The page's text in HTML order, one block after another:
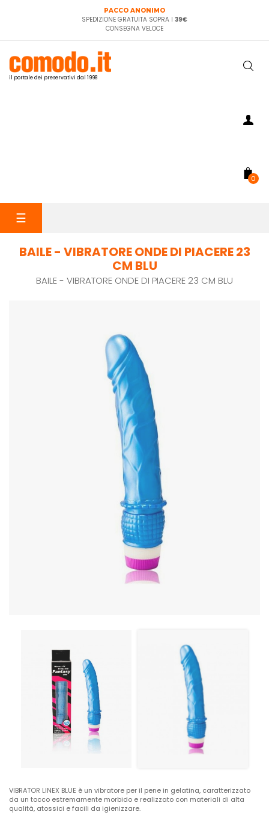
PACCO ANONIMO
SPEDIZIONE GRATUITA SOPRA I 39€
CONSEGNA VELOCE
il portale dei preservativi dal 1998
0
navigazione
☰
BAILE - VIBRATORE ONDE DI PIACERE 23
CM BLU
BAILE - VIBRATORE ONDE DI PIACERE 23 CM BLU
VIBRATOR LINEX BLUE è un vibratore per il pene in gelatina, caratterizzato
da un tocco estremamente morbido e realizzato con materiali di alta
qualità, atossici e facili da igienizzare.